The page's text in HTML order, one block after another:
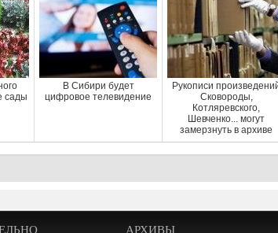
сады
В Сибири будет
цифровое телевидение
Рукописи
Сковороды,
Котляревского,
Шевченко... могут
замерзнуть в архиве
АРХИВЫ